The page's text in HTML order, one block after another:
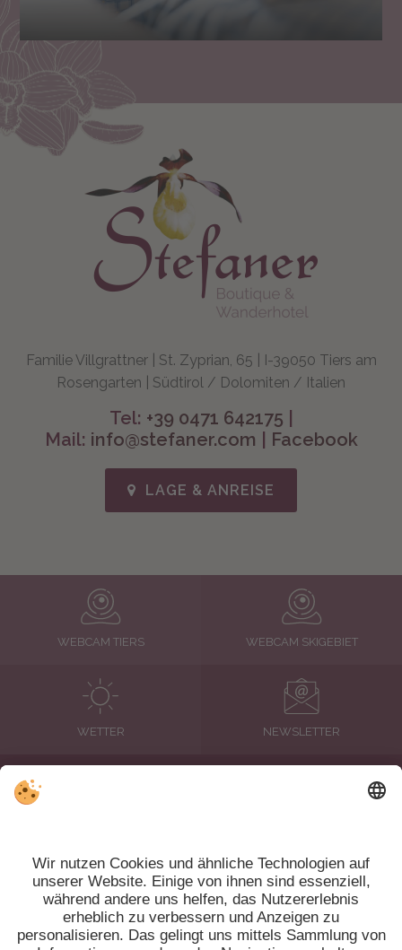
Familie Villgrattner | St. Zyprian, 65 | I-39050 Tiers am
Rosengarten | Südtirol / Dolomiten / Italien
Tel: +39 0471 642175
Mail: info@stefaner.com Facebook
LAGE & ANREISE
WEBCAM TIERS WEBCAM SKIGEBIET
WETTER NEWSLETTER